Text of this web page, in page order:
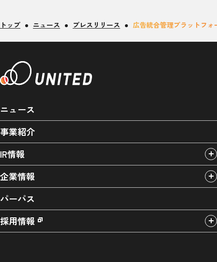
トップ ニュース プレスリリース 広告統合管理プラットフ
ニュース
事業紹介
IR情報
企業情報
パーパス
採用情報